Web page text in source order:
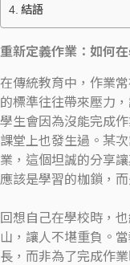
結語
重新定義作業：如何
在傳統教育中，作業
的標準往往帶來壓力
學生會因為沒能完成
課堂上也發生過。某
業，這個坦誠的分享
應該是學習的枷鎖，
回想自己在學校時，
山，讓人不堪重負。
長，而非為了完成作